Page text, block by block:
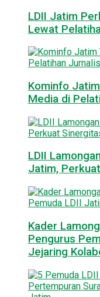
LDII Jatim
Lewat
Kominfo
Media di
LDII
Jatim,
Kader
Pengurus
Jejaring